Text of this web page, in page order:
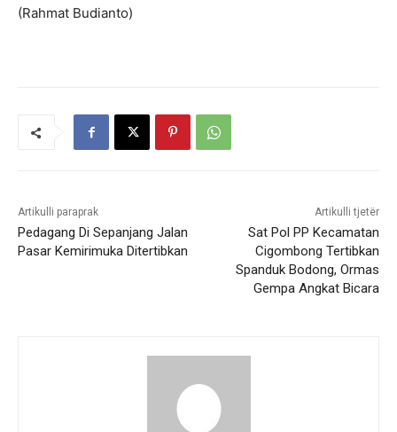
(Rahmat Budianto)
Artikulli paraprak
Pedagang Di Sepanjang Jalan
Pasar Kemirimuka Ditertibkan
Artikulli tjetër
Sat Pol PP Kecamatan
Cigombong Tertibkan
Spanduk Bodong, Ormas
Gempa Angkat Bicara